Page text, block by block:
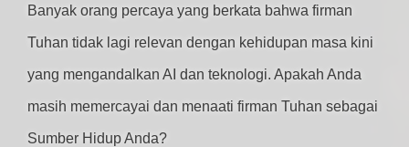
Banyak orang percaya yang berkata bahwa firman
Tuhan tidak lagi relevan dengan kehidupan masa kini
yang mengandalkan AI dan teknologi. Apakah Anda
masih memercayai dan menaati firman Tuhan sebagai
Sumber Hidup Anda?